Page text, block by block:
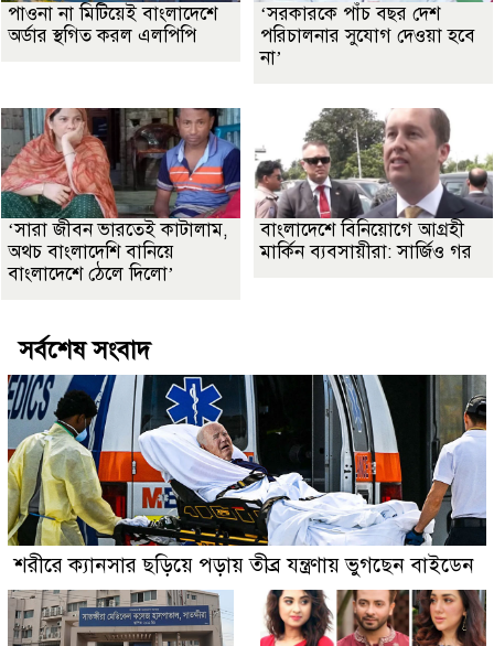
পাওনা না মিটিয়েই বাংলাদেশে
অর্ডার স্থগিত করল এলপিপি
‘সরকারকে পাঁচ বছর দেশ
পরিচালনার সুযোগ দেওয়া হবে
না’
‘সারা জীবন ভারতেই কাটালাম,
অথচ বাংলাদেশি বানিয়ে
বাংলাদেশে ঠেলে দিলো’
বাংলাদেশে বিনিয়োগে আগ্রহী
মার্কিন ব্যবসায়ীরা: সার্জিও গর
সর্বশেষ সংবাদ
শরীরে ক্যানসার ছড়িয়ে পড়ায় তীব্র যন্ত্রণায় ভুগছেন বাইডেন